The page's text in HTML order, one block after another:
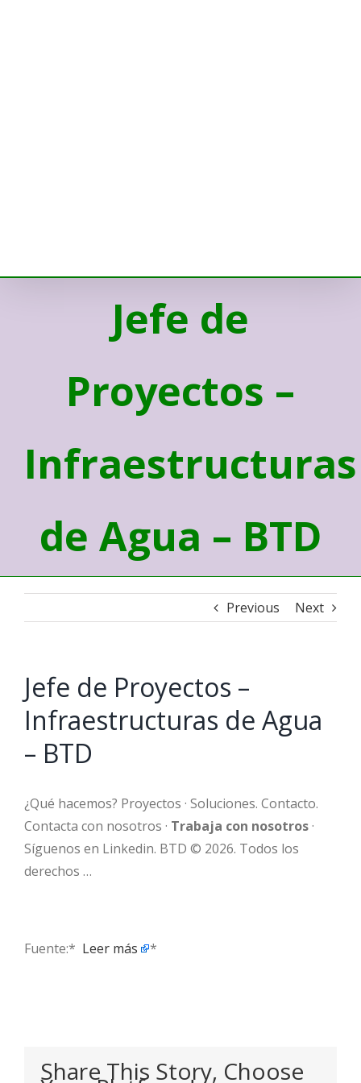
Jefe de
Proyectos –
Infraestructuras
de Agua – BTD
Previous Next
Jefe de Proyectos –
Infraestructuras de Agua
– BTD
¿Qué hacemos? Proyectos · Soluciones. Contacto.
Contacta con nosotros · Trabaja con nosotros·
Síguenos en Linkedin. BTD © 2026. Todos los
derechos …
Fuente:* ​ Leer más *
Share This Story, Choose